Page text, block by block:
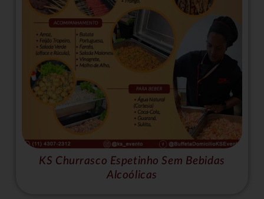
KS Churrasco Espetinho Sem Bebidas
Alcoólicas